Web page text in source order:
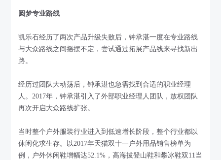
圆梦专业路线
凯乐石经历了两次产品升级失败后，钟承湛一度在专业路线
与大众路线之间摇摆不定，尝试通过拓展产品线来寻找新出
路。
经历过团队大动荡后，钟承湛也急需找到合适的职业经理
人。2017年，钟承湛引入了外部职业经理人团队，放权团队
再次开启大众路线扩张。
当时整个户外服装行业进入到低速增长阶段，整个行业都以
休闲化求生存。以2017年天猫双十一户外用品销售榜单为
例，户外休闲鞋增幅达52.1%，高海拔登山鞋和攀冰鞋双11当